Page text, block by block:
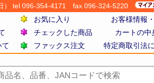
tel 096-354-4171 fax 096-324-5220
お気に入り お客様情報
チェックした商品
カートの中
ファックス注文 特定商取引法